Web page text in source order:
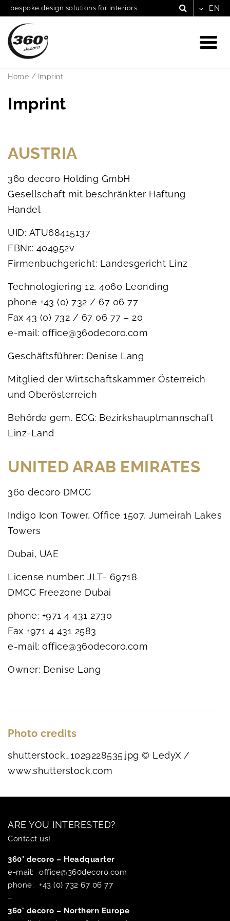
bespoke design solutions for interiors
Home / Imprint
Imprint
AUSTRIA
360 decoro Holding GmbH
Gesellschaft mit beschränkter Haftung
Handel
UID: ATU68415137
FBNr.: 404952v
Firmenbuchgericht: Landesgericht Linz
Technologiering 12, 4060 Leonding
phone +43 (0) 732 / 67 06 77
Fax 43 (0) 732 / 67 06 77 – 20
e-mail: office@360decoro.com
Geschäftsführer: Denise Lang
Mitglied der Wirtschaftskammer Österreich
und Oberösterreich
Behörde gem. ECG: Bezirkshauptmannschaft
Linz-Land
UNITED ARAB EMIRATES
360 decoro DMCC
Indigo Icon Tower, Office 1507, Jumeirah Lakes
Towers
Dubai, UAE
License number: JLT- 69718
DMCC Freezone Dubai
phone: +971 4 431 2730
Fax +971 4 431 2583
e-mail: office@360decoro.com
Owner: Denise Lang
Photo credits
shutterstock_1029228535.jpg © LedyX /
www.shutterstock.com
ARE YOU INTERESTED?
Contact us!
360° decoro – Headquarter
e-mail:
office@360decoro.com
phone:
+43 (0) 732 67 06 77
–
360° decoro – Northern Europe